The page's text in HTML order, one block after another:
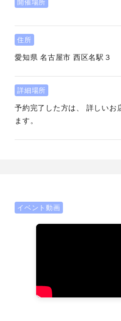
開催場所
住所
愛知県 名古屋市 西区名駅３
詳細場所
予約完了した方は、 詳しいお
ます。
イベント動画